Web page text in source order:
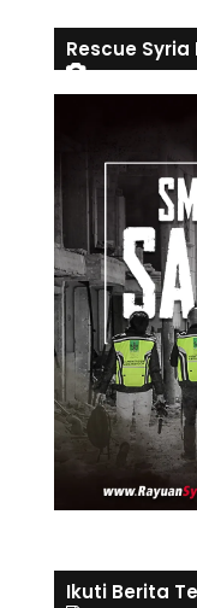
Rescue
Ikuti Berita